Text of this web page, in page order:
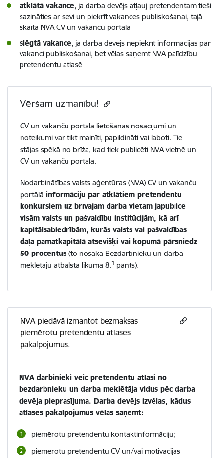
atklātā vakance, ja darba devējs atļauj pretendentam tieši
sazināties ar sevi un piekrīt vakances publiskošanai, tajā
skaitā NVA CV un vakanču portālā
slēgtā vakance, ja darba devējs nepiekrīt informācijas par
vakanci publiskošanai, bet vēlas saņemt NVA palīdzību
pretendentu atlasē
Vēršam uzmanību!
CV un vakanču portāla lietošanas nosacījumi un
noteikumi var tikt mainīti, papildināti vai laboti. Tie
stājas spēkā no brīža, kad tiek publicēti NVA vietnē un
CV un vakanču portālā.
Nodarbinātības valsts aģentūras (NVA) CV un vakanču
portālā informāciju par atklātiem pretendentu
konkursiem uz brīvajām darba vietām jāpublicē
visām valsts un pašvaldību institūcijām, kā arī
kapitālsabiedrībām, kurās valsts vai pašvaldības
daļa pamatkapitālā atsevišķi vai kopumā pārsniedz
50 procentus (to nosaka Bezdarbnieku un darba
meklētāju atbalsta likuma 8.1 pants).
NVA piedāvā izmantot bezmaksas
piemērotu pretendentu atlases
pakalpojumus.
NVA darbinieki veic pretendentu atlasi no
bezdarbnieku un darba meklētāja vidus pēc darba
devēja pieprasījuma. Darba devējs izvēlas, kādus
atlases pakalpojumus vēlas saņemt:
piemērotu pretendentu kontaktinformāciju;
piemērotu pretendentu CV un/vai motivācijas